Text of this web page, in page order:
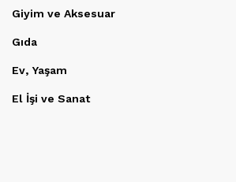
Giyim ve Aksesuar
Gıda
Ev, Yaşam
El İşi ve Sanat